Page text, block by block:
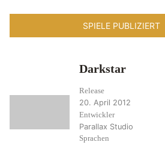
Darkstar
Release
20. April 2012
Entwickler
Parallax Studio
Sprachen
SPIELE PUBLIZIERT